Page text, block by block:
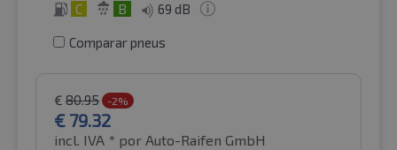
C B 69 dB
Comparar pneus
€ 80.95 -2%
€ 79.32
incl. IVA * por Auto-Raifen GmbH